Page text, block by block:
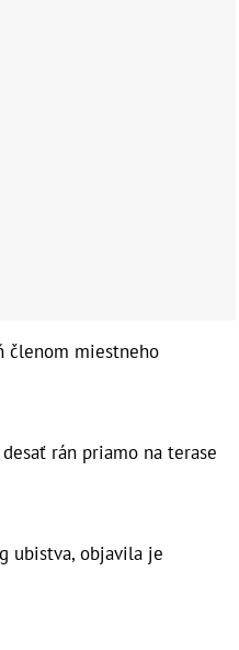
členom miestneho
rán priamo na terase
ubistva, objavila je